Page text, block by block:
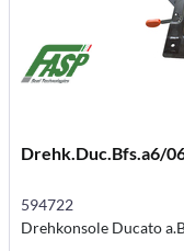
Drehk.Duc.Bfs.a6/
594722
Drehkonsole Ducato